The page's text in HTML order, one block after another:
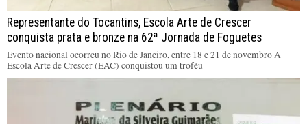
Representante do Tocantins, Escola Arte de Crescer
conquista prata e bronze na 62ª Jornada de Foguetes
Evento nacional ocorreu no Rio de Janeiro, entre 18 e 21 de novembro A
Escola Arte de Crescer (EAC) conquistou um troféu